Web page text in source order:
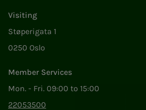
Visiting
Støperigata 1
0250 Oslo
Member Services
Mon. - Fri. 09:00 to 15:00
22053500